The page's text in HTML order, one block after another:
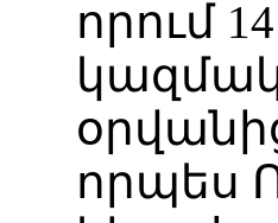
որում
որպես